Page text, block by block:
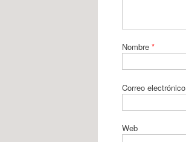
Nombre *
Correo electrónico
Web